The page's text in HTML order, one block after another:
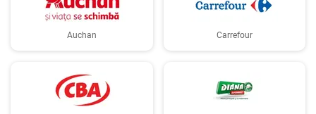
Auchan Carrefour